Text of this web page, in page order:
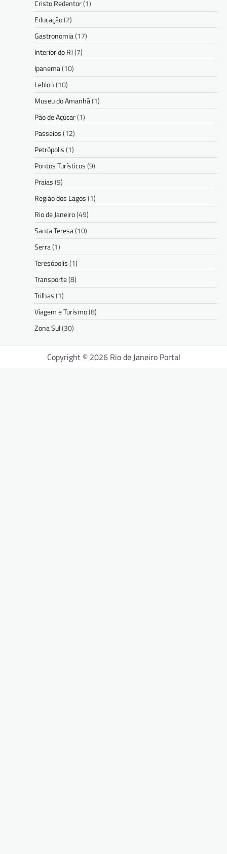
Cristo Redentor(1)
Educação(2)
Gastronomia(17)
Interior do RJ(7)
Ipanema(10)
Leblon(10)
Museu do Amanhã(1)
Pão de Açúcar(1)
Passeios(12)
Petrópolis(1)
Pontos Turísticos(9)
Praias(9)
Região dos Lagos(1)
Rio de Janeiro(49)
Santa Teresa(10)
Serra(1)
Teresópolis(1)
Transporte(8)
Trilhas(1)
Viagem e Turismo(8)
Zona Sul(30)
Copyright © 2026 Rio de Janeiro Portal